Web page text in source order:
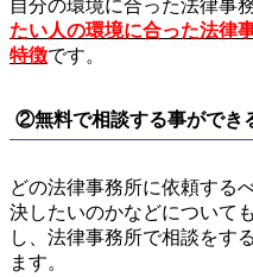
自分の環境に合った法律事
たい人の環境に合った法律
特徴です。
②無料で相談する事ができ
どの法律事務所に依頼する
決したいのかなどについて
し、法律事務所で相談をす
ます。